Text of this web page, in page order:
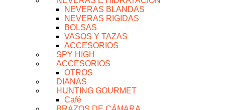
NEVERAS BLANDAS
NEVERAS RIGIDAS
BOLSAS
VASOS Y TAZAS
ACCESORIOS
SPY HIGH
ACCESORIOS
OTROS
DIANAS
HUNTING GOURMET
Café